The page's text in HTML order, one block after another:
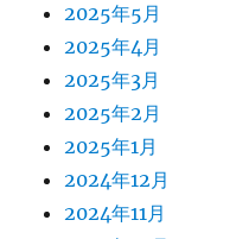
2025年5月
2025年4月
2025年3月
2025年2月
2025年1月
2024年12月
2024年11月